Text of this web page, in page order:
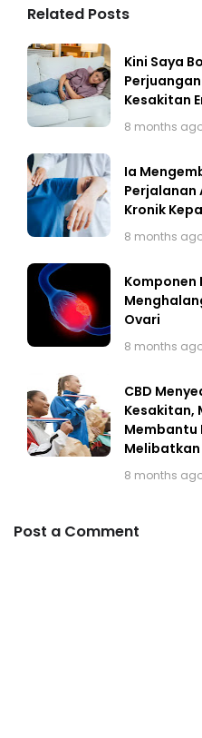
Related Posts
Kini Saya
Kesakitan
8 months
Ia
Perjalanan
Kronik
8 months
Komponen
Ovari
8 months
CBD
Kesakitan,
Membantu
8 months
Post a Comment